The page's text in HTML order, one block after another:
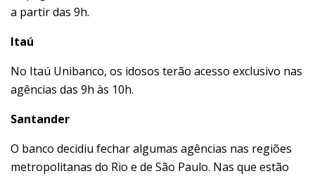
a partir das 9h.
Itaú
No Itaú Unibanco, os idosos terão acesso exclusivo nas
agências das 9h às 10h.
Santander
O banco decidiu fechar algumas agências nas regiões
metropolitanas do Rio e de São Paulo. Nas que estão